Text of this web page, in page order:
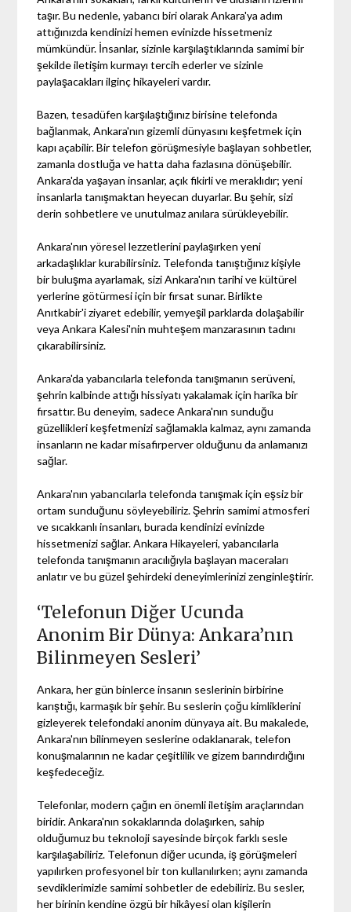
taşır. Bu nedenle, yabancı biri olarak Ankara'ya adım
attığınızda kendinizi hemen evinizde hissetmeniz
mümkündür. İnsanlar, sizinle karşılaştıklarında samimi bir
şekilde iletişim kurmayı tercih ederler ve sizinle
paylaşacakları ilginç hikayeleri vardır.
Bazen, tesadüfen karşılaştığınız birisine telefonda
bağlanmak, Ankara'nın gizemli dünyasını keşfetmek için
kapı açabilir. Bir telefon görüşmesiyle başlayan sohbetler,
zamanla dostluğa ve hatta daha fazlasına dönüşebilir.
Ankara'da yaşayan insanlar, açık fikirli ve meraklıdır; yeni
insanlarla tanışmaktan heyecan duyarlar. Bu şehir, sizi
derin sohbetlere ve unutulmaz anılara sürükleyebilir.
Ankara'nın yöresel lezzetlerini paylaşırken yeni
arkadaşlıklar kurabilirsiniz. Telefonda tanıştığınız kişiyle
bir buluşma ayarlamak, sizi Ankara'nın tarihi ve kültürel
yerlerine götürmesi için bir fırsat sunar. Birlikte
Anıtkabir'i ziyaret edebilir, yemyeşil parklarda dolaşabilir
veya Ankara Kalesi'nin muhteşem manzarasının tadını
çıkarabilirsiniz.
Ankara'da yabancılarla telefonda tanışmanın serüveni,
şehrin kalbinde attığı hissiyatı yakalamak için harika bir
fırsattır. Bu deneyim, sadece Ankara'nın sunduğu
güzellikleri keşfetmenizi sağlamakla kalmaz, aynı zamanda
insanların ne kadar misafirperver olduğunu da anlamanızı
sağlar.
Ankara'nın yabancılarla telefonda tanışmak için eşsiz bir
ortam sunduğunu söyleyebiliriz. Şehrin samimi atmosferi
ve sıcakkanlı insanları, burada kendinizi evinizde
hissetmenizi sağlar. Ankara Hikayeleri, yabancılarla
telefonda tanışmanın aracılığıyla başlayan maceraları
anlatır ve bu güzel şehirdeki deneyimlerinizi zenginleştirir.
‘Telefonun Diğer Ucunda
Anonim Bir Dünya: Ankara’nın
Bilinmeyen Sesleri’
Ankara, her gün binlerce insanın seslerinin birbirine
karıştığı, karmaşık bir şehir. Bu seslerin çoğu kimliklerini
gizleyerek telefondaki anonim dünyaya ait. Bu makalede,
Ankara'nın bilinmeyen seslerine odaklanarak, telefon
konuşmalarının ne kadar çeşitlilik ve gizem barındırdığını
keşfedeceğiz.
Telefonlar, modern çağın en önemli iletişim araçlarından
biridir. Ankara'nın sokaklarında dolaşırken, sahip
olduğumuz bu teknoloji sayesinde birçok farklı sesle
karşılaşabiliriz. Telefonun diğer ucunda, iş görüşmeleri
yapılırken profesyonel bir ton kullanılırken; aynı zamanda
sevdiklerimizle samimi sohbetler de edebiliriz. Bu sesler,
her birinin kendine özgü bir hikâyesi olan kişilerin